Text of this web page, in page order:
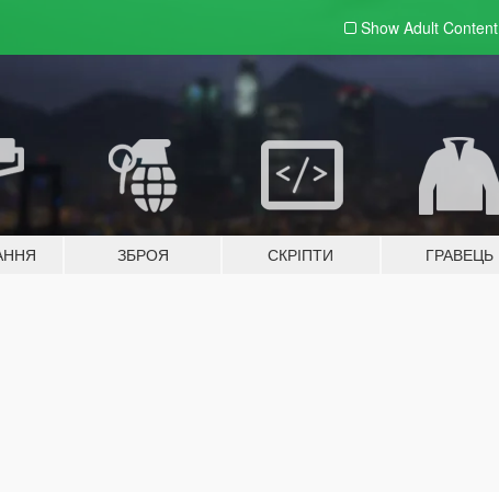
Show Adult Content
ЗБРОЯ СКРІПТИ ГРАВЕЦЬ